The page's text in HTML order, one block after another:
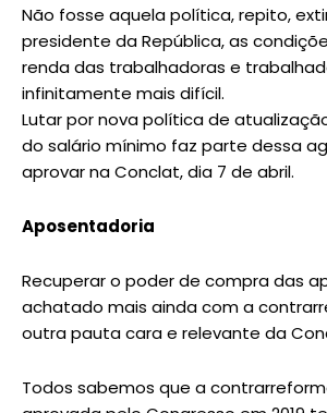
Não fosse aquela política, repito,
presidente da República, as
renda das trabalhadoras e
infinitamente mais difícil.
Lutar por nova política de
do salário mínimo faz parte dessa
aprovar na Conclat, dia 7 de abril.
Aposentadoria
Recuperar o poder de compra das
achatado mais ainda com a
outra pauta cara e relevante da
Todos sabemos que a